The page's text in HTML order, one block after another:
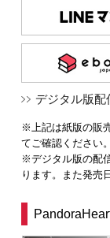
デジタル版配
※上記は紙版の販
てご確認ください。
※デジタル版の配
ります。また発売